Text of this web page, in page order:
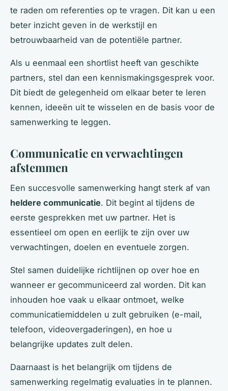
te raden om referenties op te vragen. Dit kan u een
beter inzicht geven in de werkstijl en
betrouwbaarheid van de potentiële partner.
Als u eenmaal een shortlist heeft van geschikte
partners, stel dan een kennismakingsgesprek voor.
Dit biedt de gelegenheid om elkaar beter te leren
kennen, ideeën uit te wisselen en de basis voor de
samenwerking te leggen.
Communicatie en verwachtingen
afstemmen
Een succesvolle samenwerking hangt sterk af van
heldere communicatie. Dit begint al tijdens de
eerste gesprekken met uw partner. Het is
essentieel om open en eerlijk te zijn over uw
verwachtingen, doelen en eventuele zorgen.
Stel samen duidelijke richtlijnen op over hoe en
wanneer er gecommuniceerd zal worden. Dit kan
inhouden hoe vaak u elkaar ontmoet, welke
communicatiemiddelen u zult gebruiken (e-mail,
telefoon, videovergaderingen), en hoe u
belangrijke updates zult delen.
Daarnaast is het belangrijk om tijdens de
samenwerking regelmatig evaluaties in te plannen.